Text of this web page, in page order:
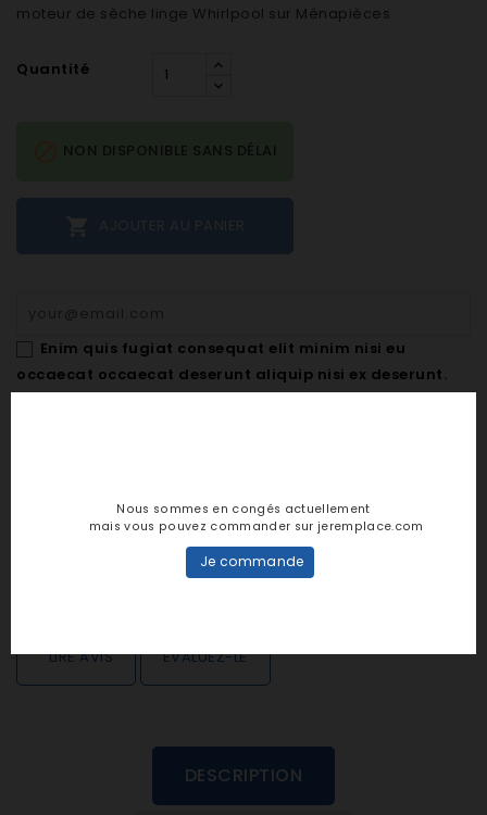
moteur de sèche linge Whirlpool sur Ménapièces
Quantité
NON DISPONIBLE SANS DÉLAI
Enim quis fugiat consequat elit minim nisi eu
occaecat occaecat deserunt aliquip nisi ex deserunt.
Notes et avis clients
note(s) -1avis
LIRE AVIS EVALUEZ-LE
DESCRIPTION
Nous sommes en congés actuellement
mais vous pouvez commander sur jeremplace.com
Je commande